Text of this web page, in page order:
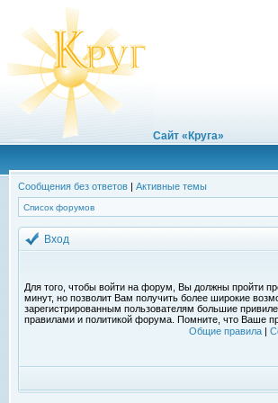
Сайт «Круга»
Сообщения без ответов | Активные темы
Список форумов
Вход
Для того, чтобы войти на форум, Вы должны пройти
минут, но позволит Вам получить более широкие
зарегистрированным пользователям большие
правилами и политикой форума. Помните, что Ваше
Общие правила|